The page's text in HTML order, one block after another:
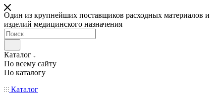
Один из крупнейших поставщиков расходных материалов и
изделий медицинского назначения
Каталог
По всему сайту
По каталогу
Каталог